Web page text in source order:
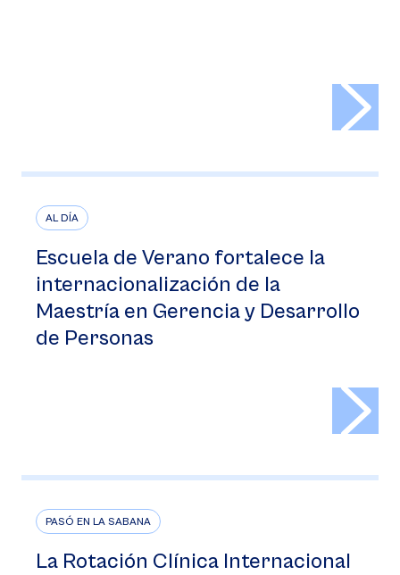
AL DÍA
Escuela de Verano fortalece la
internacionalización de la
Maestría en Gerencia y Desarrollo
de Personas
PASÓ EN LA SABANA
La Rotación Clínica Internacional